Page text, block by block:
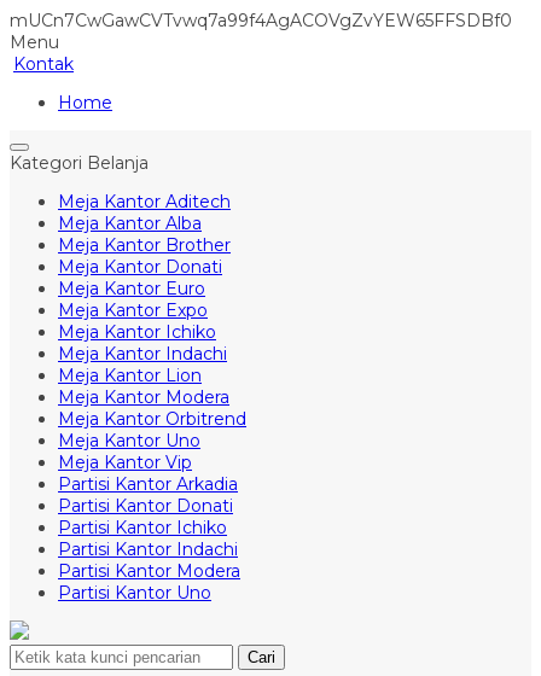
mUCn7CwGawCVTvwq7a99f4AgACOVgZvYEW65FFSDBf0
Menu
Kontak
Home
Kategori Belanja
Meja Kantor Aditech
Meja Kantor Alba
Meja Kantor Brother
Meja Kantor Donati
Meja Kantor Euro
Meja Kantor Expo
Meja Kantor Ichiko
Meja Kantor Indachi
Meja Kantor Lion
Meja Kantor Modera
Meja Kantor Orbitrend
Meja Kantor Uno
Meja Kantor Vip
Partisi Kantor Arkadia
Partisi Kantor Donati
Partisi Kantor Ichiko
Partisi Kantor Indachi
Partisi Kantor Modera
Partisi Kantor Uno
Cari